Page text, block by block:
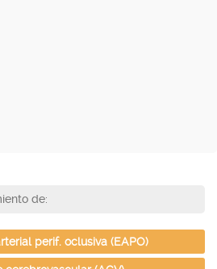
de:
perif. oclusiva (EAPO)